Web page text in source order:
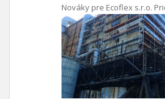
Nováky pre Ecoflex s.r.o.